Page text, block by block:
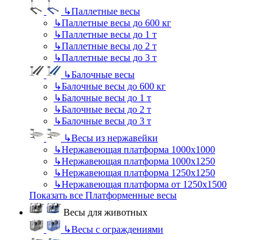
↳Паллетные весы
↳Паллетные весы до 600 кг
↳Паллетные весы до 1 т
↳Паллетные весы до 2 т
↳Паллетные весы до 3 т
↳Балочные весы
↳Балочные весы до 600 кг
↳Балочные весы до 1 т
↳Балочные весы до 2 т
↳Балочные весы до 3 т
↳Весы из нержавейки
↳Нержавеющая платформа 1000х1000
↳Нержавеющая платформа 1000х1250
↳Нержавеющая платформа 1250х1250
↳Нержавеющая платформа от 1250х1500
Показать все Платформенные весы
Весы для животных
↳Весы с ограждениями